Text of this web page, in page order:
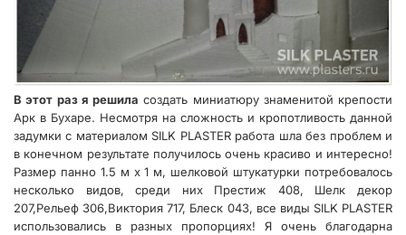
В этот раз я решила создать миниатюру знаменитой крепости
Арк в Бухаре. Несмотря на сложность и кропотливость данной
задумки с материалом SILK PLASTER работа шла без проблем и
в конечном результате получилось очень красиво и интересно!
Размер панно 1.5 м х 1 м, шелковой штукатурки потребовалось
несколько видов, среди них Престиж 408, Шелк декор
207,Рельеф 306,Виктория 717, Блеск 043, все виды SILK PLASTER
использовались в разных пропорциях! Я очень благодарна